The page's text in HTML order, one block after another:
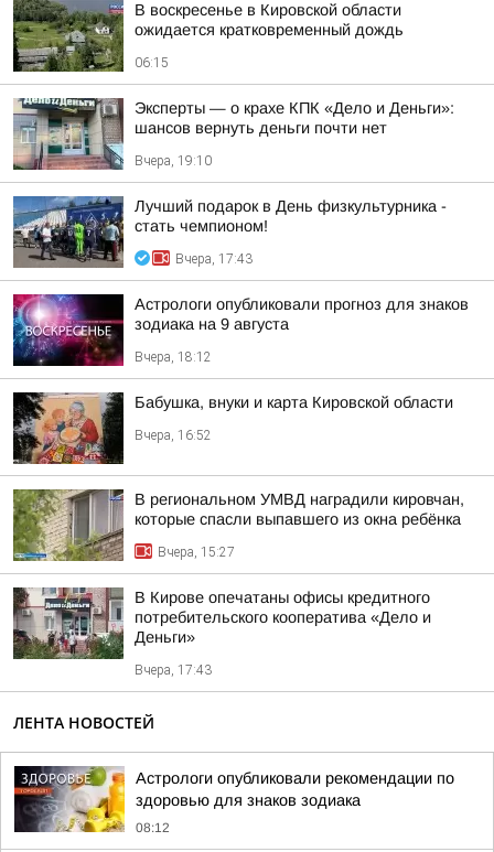
В воскресенье в Кировской области
ожидается кратковременный дождь
06:15
Эксперты — о крахе КПК «Дело и Деньги»:
шансов вернуть деньги почти нет
Вчера, 19:10
Лучший подарок в День физкультурника -
стать чемпионом!
Вчера, 17:43
Астрологи опубликовали прогноз для знаков
зодиака на 9 августа
Вчера, 18:12
Бабушка, внуки и карта Кировской области
Вчера, 16:52
В региональном УМВД наградили кировчан,
которые спасли выпавшего из окна ребёнка
Вчера, 15:27
В Кирове опечатаны офисы кредитного
потребительского кооператива «Дело и
Деньги»
Вчера, 17:43
ЛЕНТА НОВОСТЕЙ
Астрологи опубликовали рекомендации по
здоровью для знаков зодиака
08:12